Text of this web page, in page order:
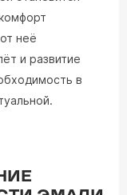
неё
и развитие
в